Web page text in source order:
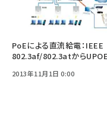
PoEによる直流給電：IEEE
802.3af/802.3atから
2013年11月1日 0:00